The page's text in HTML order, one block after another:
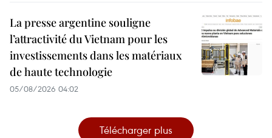
La presse argentine souligne
l’attractivité du Vietnam pour les
investissements dans les matériaux
de haute technologie
05/08/2026 04:02
Télécharger plus